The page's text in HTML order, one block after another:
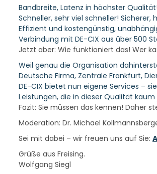
Bandbreite, Latenz in höchster
Schneller, sehr viel schneller! Sicherer,
Effizient und kostengünstig,
Verbindung mit DE-CIX aus über 500
Jetzt aber: Wie funktioniert das! Wer
Weil genau die Organisation
Deutsche Firma, Zentrale Frankfurt,
DE-CIX bietet nun eigene Services –
Leistungen, die in dieser Qualität
Fazit: Sie müssen das kennen! Daher
Moderation: Dr. Michael
Sei mit dabei – wir freuen uns auf Sie:
Grüße aus Freising.
Wolfgang Siegl